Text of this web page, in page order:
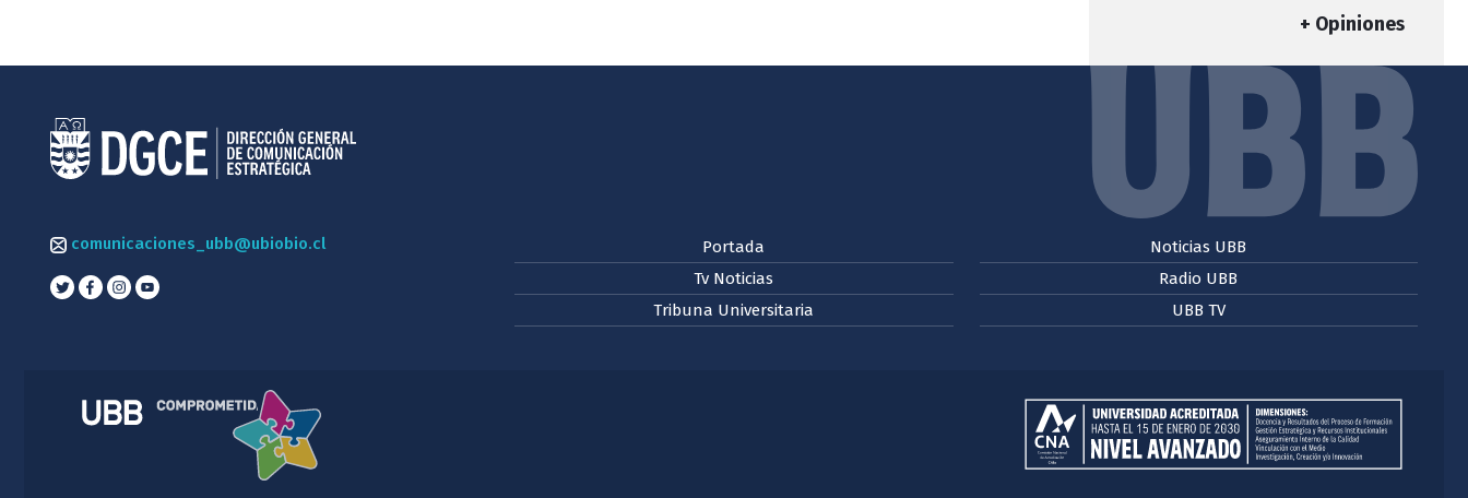
+ Opiniones
comunicaciones_ubb@ubiobio.cl
Portada
Tv Noticias
Tribuna Universitaria
Noticias UBB
Radio UBB
UBB TV